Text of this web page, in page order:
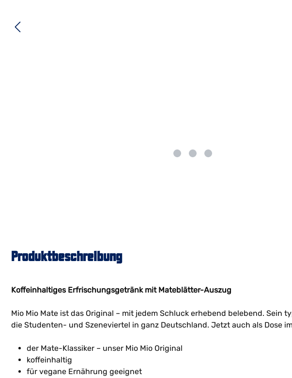
Produktbeschreibung
Koffeinhaltiges Erfrischungsgetränk mit Mateblätter-Auszug
Mio Mio Mate ist das Original – mit jedem Schluck erhebend belebend.
die Studenten- und Szeneviertel in ganz Deutschland. Jetzt auch als Dose im
der Mate-Klassiker – unser Mio Mio Original
koffeinhaltig
für vegane Ernährung geeignet